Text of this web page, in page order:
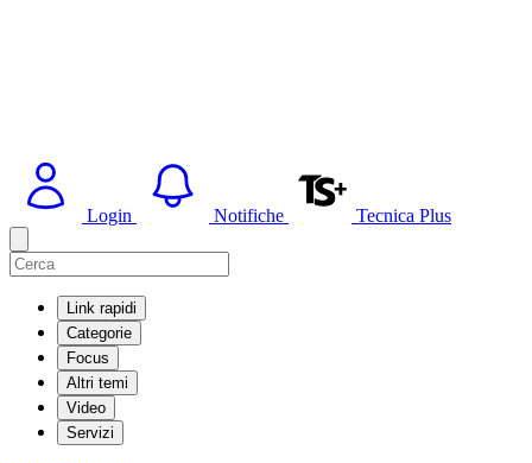
Login Notifiche Tecnica Plus
Link rapidi
Categorie
Focus
Altri temi
Video
Servizi